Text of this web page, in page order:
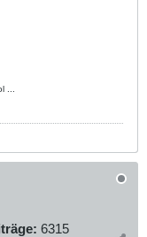
...
6315